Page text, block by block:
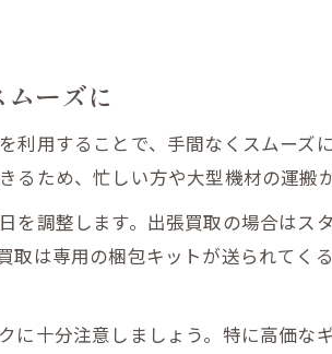
ーズに
用することで、手間なくスムーズ
ため、忙しい方や大型機材の運搬
を調整します。出張買取の場合はス
は専用の梱包キットが送られてく
十分注意しましょう。特に高価な